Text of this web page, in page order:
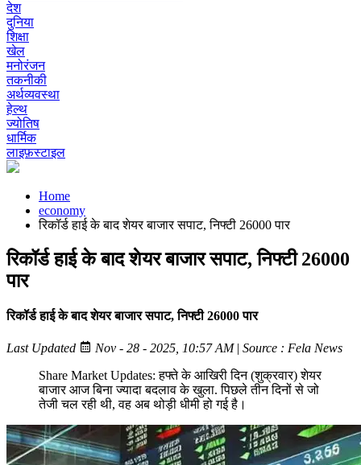
देश
दुनिया
शिक्षा
खेल
मनोरंजन
तकनीकी
अर्थव्यवस्था
हेल्थ
ज्योतिष
धार्मिक
लाइफ़स्टाइल
Home
economy
रिकॉर्ड हाई के बाद शेयर बाजार सपाट, निफ्टी 26000 पार
रिकॉर्ड हाई के बाद शेयर बाजार सपाट, निफ्टी 26000
पार
रिकॉर्ड हाई के बाद शेयर बाजार सपाट, निफ्टी 26000 पार
Last Updated Nov - 28 - 2025, 10:57 AM| Source : Fela News
Share Market Updates: हफ्ते के आखिरी दिन (शुक्रवार) शेयर
बाजार आज बिना ज्यादा बदलाव के खुला. पिछले तीन दिनों से जो
तेजी चल रही थी, वह अब थोड़ी धीमी हो गई है।